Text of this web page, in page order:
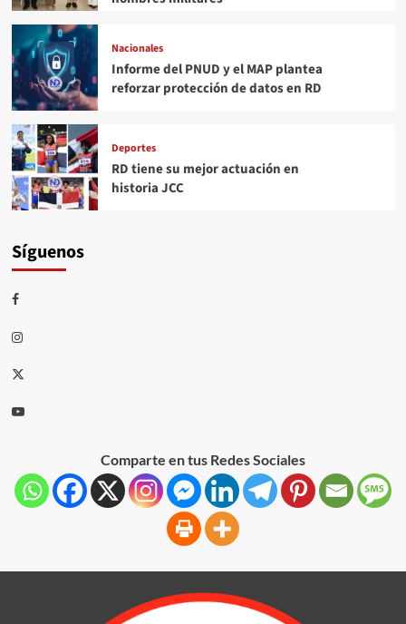
Nacionales
Informe del PNUD y el MAP plantea
reforzar protección de datos en RD
Deportes
RD tiene su mejor actuación en
historia JCC
Síguenos
Comparte en tus Redes Sociales